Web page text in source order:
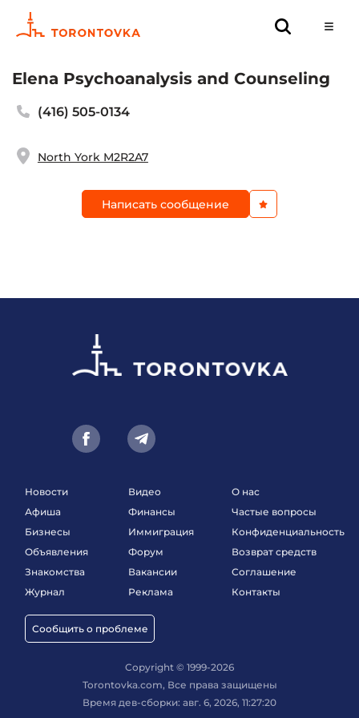
Elena Psychoanalysis and Counseling
(416) 505-0134
North York M2R2A7
Написать сообщение
Новости
Афиша
Бизнесы
Объявления
Знакомства
Журнал
Сообщить о проблеме
Видео
Финансы
Иммиграция
Форум
Вакансии
Реклама
О нас
Частые вопросы
Конфиденциальность
Возврат средств
Соглашение
Контакты
Copyright © 1999-2026
Torontovka.com, Все права защищены
Время дев-сборки: авг. 6, 2026, 11:27:20